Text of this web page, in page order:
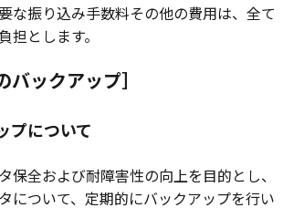
な振り込み手数料その他の費用は、全て
担とします。
バックアップ］
プについて
保全および耐障害性の向上を目的とし、
について、定期的にバックアップを行い